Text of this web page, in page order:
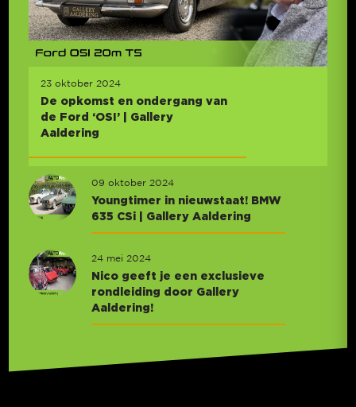
23 oktober 2024
De opkomst en ondergang van
de Ford ‘OSI’ | Gallery
Aaldering
09 oktober 2024
Youngtimer in nieuwstaat! BMW
635 CSi | Gallery Aaldering
24 mei 2024
Nico geeft je een exclusieve
rondleiding door Gallery
Aaldering!